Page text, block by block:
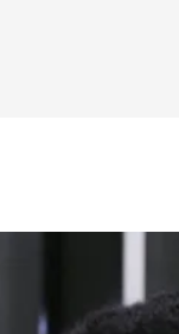
Policial